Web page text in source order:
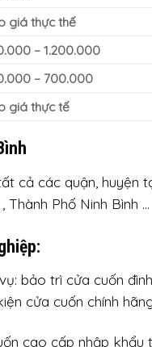
giá thực thế
– 1.200.000
– 700.000
giá thực tế
các quận, huyện
Thành Phố Ninh Bình …
bảo trì cửa cuốn
cửa cuốn chính
cao cấp nhập